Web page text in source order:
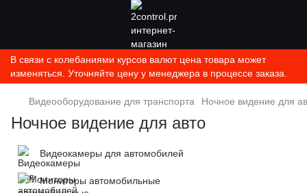
В связи с колебаниями курсов валют цена товара может
изменяться. Уточняйте цену у менеджера в процессе заказа.
Видеооборудование для транспорта Ночное видение для
Ночное видение для авто
Видеокамеры для автомобилей
Мониторы автомобильные